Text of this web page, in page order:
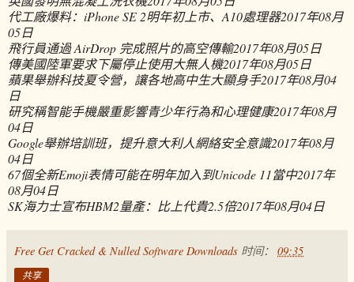
代工廠爆料：iPhone SE 2明年初上市、A10處理器2017年08月
05日
飛行員通過 AirDrop 完成照片的高空傳輸2017年08月05日
傳美國陸軍要求下屬停止使用大無人機2017年08月05日
蘋果舉辦科技夏令營，讓各地高中生大顯身手2017年08月04
日
研究稱智能手機嚴重影響青少年行為和心理健康2017年08月
04日
Google舉辦培訓班，提升意大利人網絡安全意識2017年08月
04日
67個全新Emoji表情可能在明年加入到Unicode 11當中2017年
08月04日
SK海力士宣布HBM2量產：比上代貴2.5倍2017年08月04日
Free Get Cracked & Nulled Software Downloads 时间： 09:35
共享